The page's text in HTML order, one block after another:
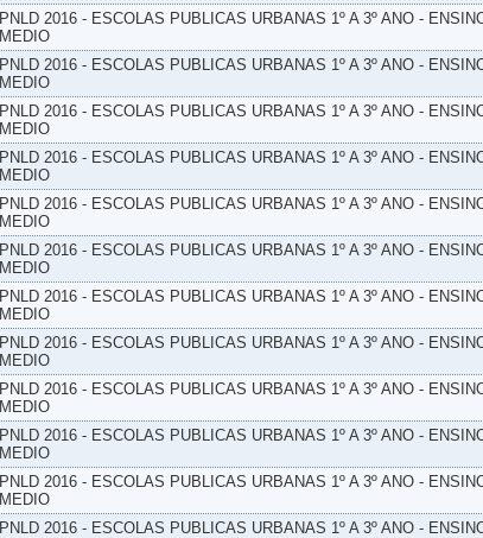
PNLD 2016 - ESCOLAS PUBLICAS URBANAS 1º A 3º ANO -
MEDIO
PNLD 2016 - ESCOLAS PUBLICAS URBANAS 1º A 3º ANO -
MEDIO
PNLD 2016 - ESCOLAS PUBLICAS URBANAS 1º A 3º ANO -
MEDIO
PNLD 2016 - ESCOLAS PUBLICAS URBANAS 1º A 3º ANO -
MEDIO
PNLD 2016 - ESCOLAS PUBLICAS URBANAS 1º A 3º ANO -
MEDIO
PNLD 2016 - ESCOLAS PUBLICAS URBANAS 1º A 3º ANO -
MEDIO
PNLD 2016 - ESCOLAS PUBLICAS URBANAS 1º A 3º ANO -
MEDIO
PNLD 2016 - ESCOLAS PUBLICAS URBANAS 1º A 3º ANO -
MEDIO
PNLD 2016 - ESCOLAS PUBLICAS URBANAS 1º A 3º ANO -
MEDIO
PNLD 2016 - ESCOLAS PUBLICAS URBANAS 1º A 3º ANO -
MEDIO
PNLD 2016 - ESCOLAS PUBLICAS URBANAS 1º A 3º ANO -
MEDIO
PNLD 2016 - ESCOLAS PUBLICAS URBANAS 1º A 3º ANO -